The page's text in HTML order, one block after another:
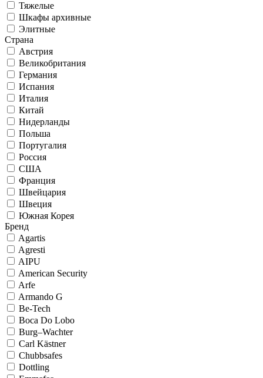
Тяжелые
Шкафы архивные
Элитные
Страна
Австрия
Великобритания
Германия
Испания
Италия
Китай
Нидерланды
Польша
Португалия
Россия
США
Франция
Швейцария
Швеция
Южная Корея
Бренд
Agartis
Agresti
AIPU
American Security
Arfe
Armando G
Be-Tech
Boca Do Lobo
Burg–Wachter
Carl Kästner
Chubbsafes
Dottling